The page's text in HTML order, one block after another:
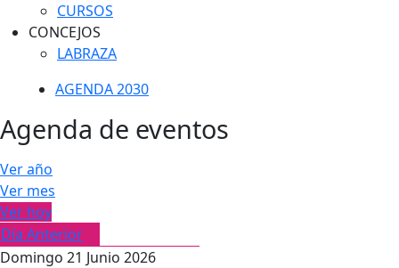
CURSOS
CONCEJOS
LABRAZA
AGENDA 2030
Agenda de eventos
Ver año
Ver mes
Ver hoy
Día Anterior
Domingo 21 Junio 2026